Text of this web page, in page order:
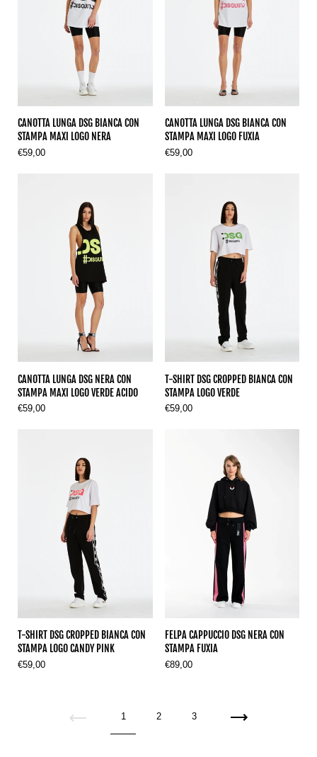
CANOTTA LUNGA DSG BIANCA CON
STAMPA MAXI LOGO NERA
€59,00
CANOTTA LUNGA DSG BIANCA CON
STAMPA MAXI LOGO FUXIA
€59,00
CANOTTA LUNGA DSG NERA CON
STAMPA MAXI LOGO VERDE ACIDO
€59,00
T-SHIRT DSG CROPPED BIANCA CON
STAMPA LOGO VERDE
€59,00
T-SHIRT DSG CROPPED BIANCA CON
STAMPA LOGO CANDY PINK
€59,00
FELPA CAPPUCCIO DSG NERA CON
STAMPA FUXIA
€89,00
1 2 3